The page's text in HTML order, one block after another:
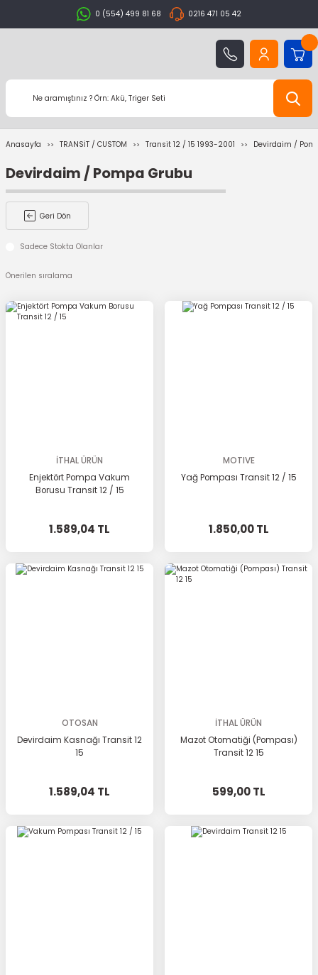
0 (554) 499 81 68 0216 471 05 42
Anasayfa TRANSİT / CUSTOM Transit 12 / 15 1993-2001 Devirdaim /
Devirdaim / Pompa Grubu
Geri Dön
Sadece Stokta Olanlar
İTHAL ÜRÜN
Enjektört Pompa Vakum
Borusu Transit 12 / 15
1.589,04 TL
MOTIVE
Yağ Pompası Transit 12 / 15
1.850,00 TL
OTOSAN
Devirdaim Kasnağı Transit 12
15
1.589,04 TL
İTHAL ÜRÜN
Mazot Otomatiği (Pompası)
Transit 12 15
599,00 TL